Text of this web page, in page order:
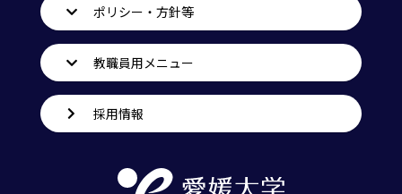
ポリシー・方針等
教職員用メニュー
採用情報